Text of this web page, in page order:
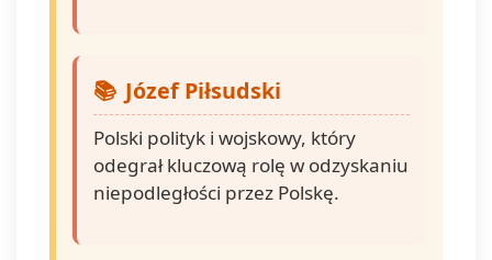
Józef Piłsudski
Polski polityk i wojskowy, który
odegrał kluczową rolę w odzyskaniu
niepodległości przez Polskę.